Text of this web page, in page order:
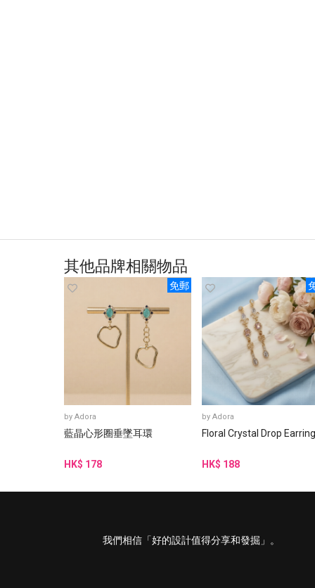
其他品牌相關物品
免郵
by Adora
藍晶心形圈垂墜耳環
HK$ 178
byAdora
Floral Crystal Drop
HK$ 188
我們相信「好的設計值得分享和發掘」。